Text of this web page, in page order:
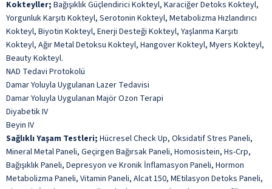
Kokteyller; Bağışıklık Güçlendirici Kokteyl, Karaciğer Detoks Kokteyl,
Yorgunluk Karşıtı Kokteyl, Serotonin Kokteyl, Metabolizma Hızlandırıcı
Kokteyl, Biyotin Kokteyl, Enerji Desteği Kokteyl, Yaşlanma Karşıtı
Kokteyl, Ağır Metal Detoksu Kokteyl, Hangover Kokteyl, Myers Kokteyl,
Beauty Kokteyl.
NAD Tedavi Protokolü
Damar Yoluyla Uygulanan Lazer Tedavisi
Damar Yoluyla Uygulanan Majör Ozon Terapi
Diyabetik IV
Beyin IV
Sağlıklı Yaşam Testleri; Hücresel Check Up, Oksidatif Stres Paneli,
Mineral Metal Paneli, Geçirgen Bağırsak Paneli, Homosistein, Hs-Crp,
Bağışıklık Paneli, Depresyon ve Kronik İnflamasyon Paneli, Hormon
Metabolizma Paneli, Vitamin Paneli, Alcat 150, MEtilasyon Detoks Paneli,